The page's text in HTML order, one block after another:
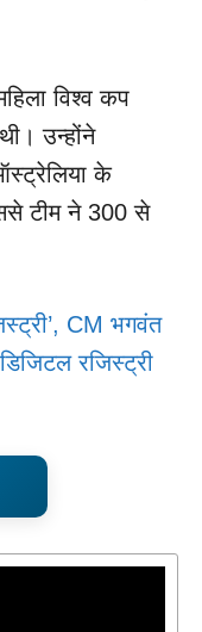
विश्व कप
उन्होंने
के
टीम ने 300 से
CM भगवंत
रजिस्ट्री